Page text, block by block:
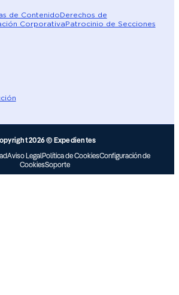
de ContenidoDerechos de
CorporativaPatrocinio de Secciones
2026 © Expedientes
Aviso LegalPolítica de CookiesConfiguración de
CookiesSoporte